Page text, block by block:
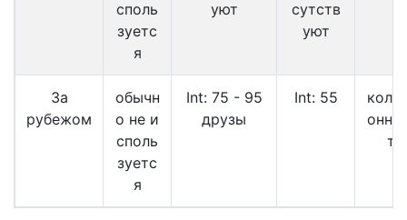
споль
зуетс
я
уют
сутств
уют
За
рубежом
обычн
о не и
споль
зуетс
я
Int: 75 - 95
друзы
Int: 55